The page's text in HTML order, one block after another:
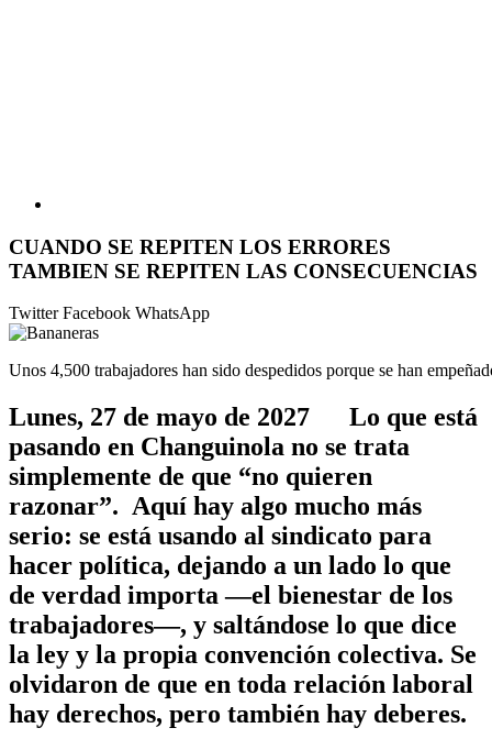
CUANDO SE REPITEN LOS ERRORES
TAMBIEN SE REPITEN LAS CONSECUENCIAS
TwitterFacebook WhatsApp
Unos 4,500 trabajadores han sido despedidos porque se han
Lunes, 27 de mayo de 2027 Lo que está
pasando en Changuinola no se trata
simplemente de que “no quieren
razonar”. Aquí hay algo mucho más
serio: se está usando al sindicato para
hacer política, dejando a un lado lo que
de verdad importa —el bienestar de los
trabajadores—, y saltándose lo que dice
la ley y la propia convención colectiva. Se
olvidaron de que en toda relación laboral
hay derechos, pero también hay deberes.